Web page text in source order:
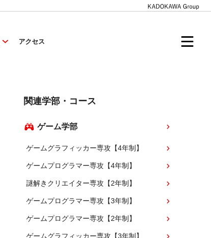
アクセス
関連学部・コース
ゲーム学部
ゲームグラフィッカー専攻【4年制】
ゲームプログラマー専攻【4年制】
謎解きクリエイター専攻【2年制】
ゲームプログラマー専攻【3年制】
ゲームプログラマー専攻【2年制】
ゲームグラフィッカー専攻【3年制】